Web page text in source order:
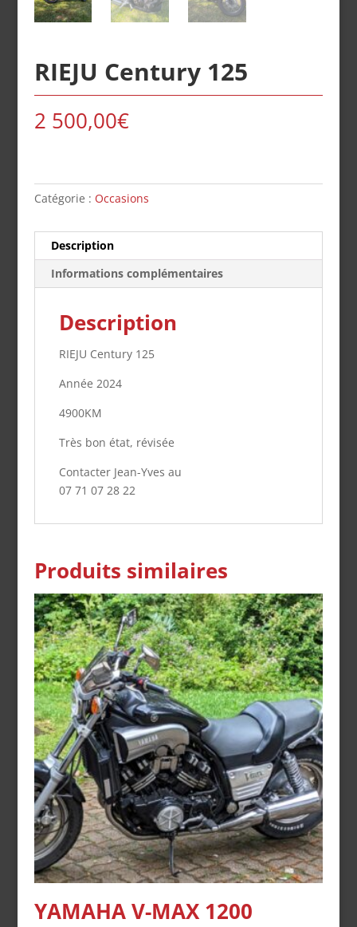
RIEJU Century 125
2 500,00€
Catégorie : Occasions
Description
Informations complémentaires
Description
RIEJU Century 125
Année 2024
4900KM
Très bon état, révisée
Contacter Jean-Yves au
07 71 07 28 22
Produits similaires
YAMAHA V-MAX 1200